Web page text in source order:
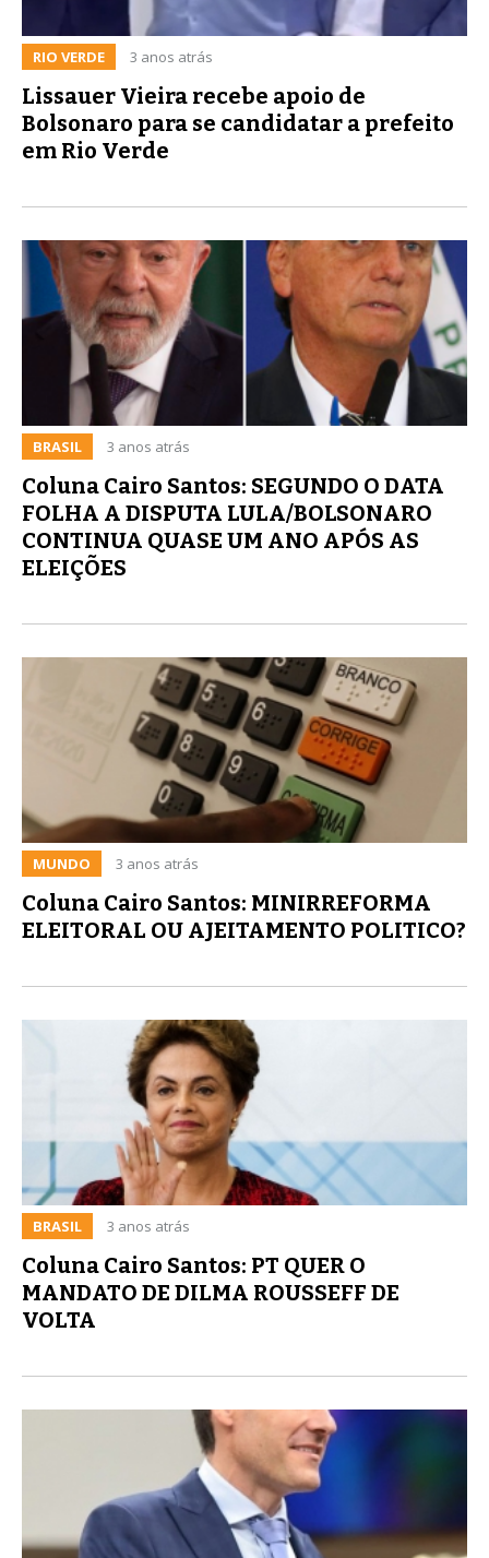
RIO VERDE 3 anos atrás
Lissauer Vieira recebe apoio de
Bolsonaro para se candidatar a prefeito
em Rio Verde
BRASIL 3 anos atrás
Coluna Cairo Santos: SEGUNDO O DATA
FOLHA A DISPUTA LULA/BOLSONARO
CONTINUA QUASE UM ANO APÓS AS
ELEIÇÕES
MUNDO 3 anos atrás
Coluna Cairo Santos: MINIRREFORMA
ELEITORAL OU AJEITAMENTO POLITICO?
BRASIL 3 anos atrás
Coluna Cairo Santos: PT QUER O
MANDATO DE DILMA ROUSSEFF DE
VOLTA